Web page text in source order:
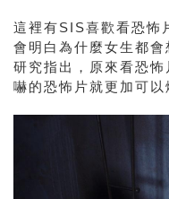
這裡有SIS喜歡看恐怖
會明白為什麼女生都
研究指出，原來看恐
嚇的恐怖片就更加可